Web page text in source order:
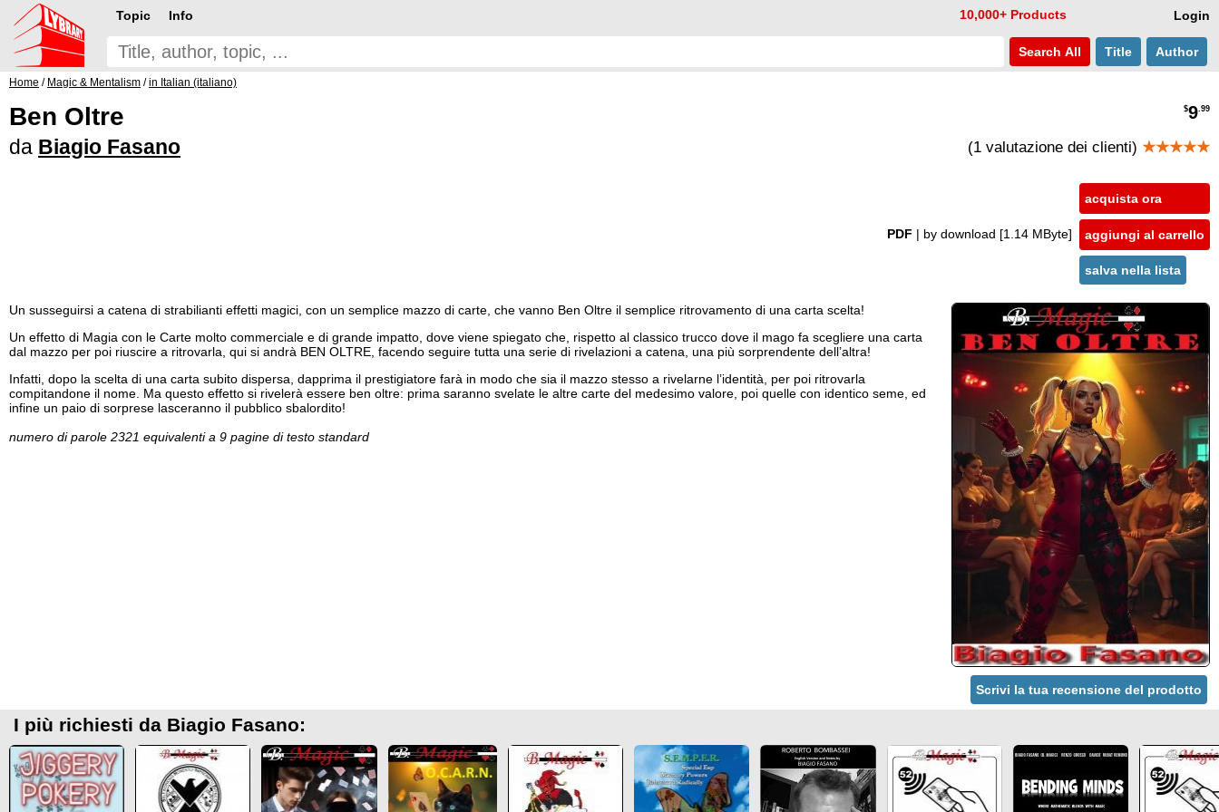
Login
Topic Info 10,000+ Products
Search All Title Author
Home / Magic & Mentalism /in Italian (italiano)
Ben Oltre
da Biagio Fasano
$9.99
(1 valutazione dei clienti) ★★★★★
PDF | by download [1.14 MByte]
acquista ora
aggiungi al carrello
salva nella lista
Un susseguirsi a catena di strabilianti effetti magici, con un semplice mazzo di carte, che vanno Ben Oltre il semplice ritrovamento di una carta scelta!
Un effetto di Magia con le Carte molto commerciale e di grande impatto, dove viene spiegato che, rispetto al classico trucco dove il mago fa scegliere una carta
dal mazzo per poi riuscire a ritrovarla, qui si andrà BEN OLTRE, facendo seguire tutta una serie di rivelazioni a catena, una più sorprendente dell’altra!
Infatti, dopo la scelta di una carta subito dispersa, dapprima il prestigiatore farà in modo che sia il mazzo stesso a rivelarne l’identità, per poi ritrovarla
compitandone il nome. Ma questo effetto si rivelerà essere ben oltre: prima saranno svelate le altre carte del medesimo valore, poi quelle con identico seme, ed
infine un paio di sorprese lasceranno il pubblico sbalordito!
numero di parole 2321 equivalenti a 9 pagine di testo standard
Scrivi la tua recensione del prodotto
I più richiesti da Biagio Fasano: